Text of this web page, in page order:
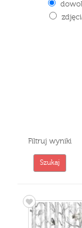
Filtruj wyniki